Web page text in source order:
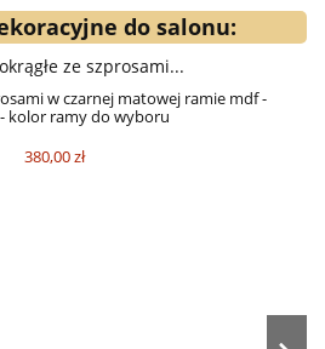
do salonu:
w czarnej matowej ramie mdf -
kolor ramy do wyboru
380,00 zł